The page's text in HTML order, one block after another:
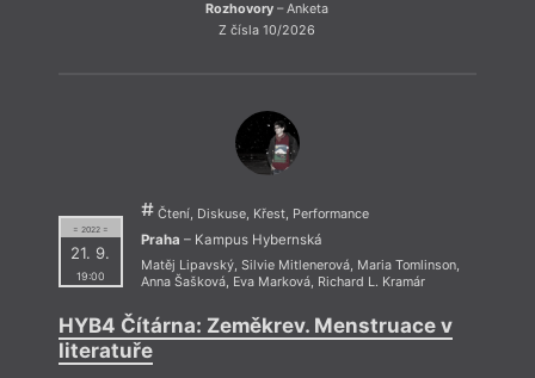
Rozhovory – Anketa
Z čísla 10/2026
= 2022 =
21. 9.
19:00
Čtení, Diskuse, Křest, Performance
Praha – Kampus Hybernská
Matěj Lipavský, Silvie Mitlenerová, Maria Tomlinson,
Anna Šašková, Eva Marková, Richard L. Kramár
HYB4 Čítárna: Zeměkrev. Menstruace v
literatuře